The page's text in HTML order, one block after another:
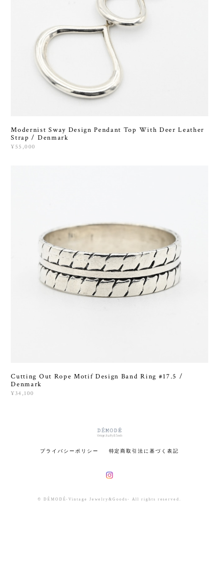
Modernist Sway Design Pendant Top With Deer Leather
Strap / Denmark
¥55,000
Cutting Out Rope Motif Design Band Ring #17.5 /
Denmark
¥34,100
プライバシーポリシー 特定商取引法に基づく表記
© DÉMODÉ-Vintage Jewelry&Goods- All rights reserved.